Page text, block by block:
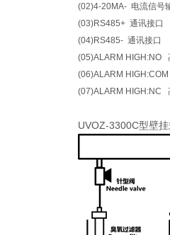
(02)4-20MA- 电流信号
(03)RS485+ 通讯接口
(04)RS485- 通讯接口
(05)ALARM HIGH:NO
(06)ALARM
(07)ALARM HIGH:NC
UVOZ-3300C型壁